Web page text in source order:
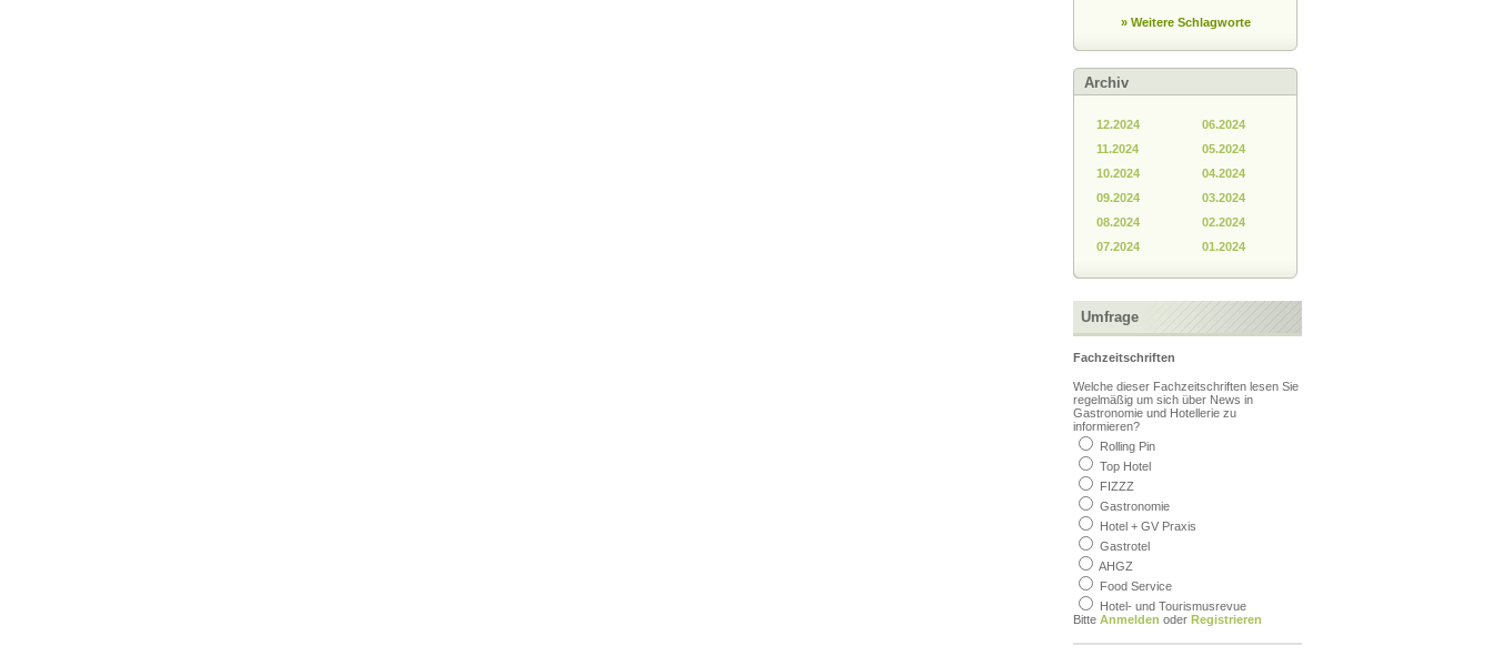
» Weitere Schlagworte
Archiv
12.2024
11.2024
10.2024
09.2024
08.2024
07.2024
06.2024
05.2024
04.2024
03.2024
02.2024
01.2024
Umfrage
Fachzeitschriften
Welche dieser Fachzeitschriften lesen Sie
regelmäßig um sich über News in
Gastronomie und Hotellerie zu
informieren?
Rolling Pin
Top Hotel
FIZZZ
Gastronomie
Hotel + GV Praxis
Gastrotel
AHGZ
Food Service
Hotel- und Tourismusrevue
Bitte Anmelden oder Registrieren
Bedenklicher Inhalt?
beleidigend, unangebracht
Sagen Sie uns, warum Sie denken,
gehört.